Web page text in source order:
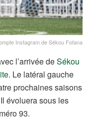
Instagram de Sékou Fofana
l’arrivée deSékou
Le latéral gauche
prochaines saisons
évoluera sous les
93.